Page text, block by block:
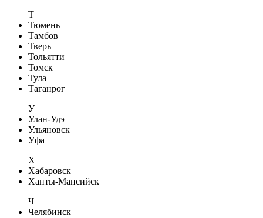
Т
Тюмень
Тамбов
Тверь
Тольятти
Томск
Тула
Таганрог
У
Улан-Удэ
Ульяновск
Уфа
Х
Хабаровск
Ханты-Мансийск
Ч
Челябинск